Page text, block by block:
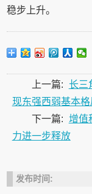
稳步上升。
上一篇: 长三
现东强西弱基本格
下一篇: 增值
力进一步释放
发布时间: